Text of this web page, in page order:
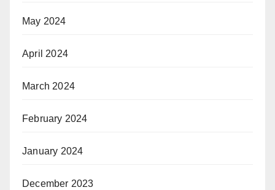
May 2024
April 2024
March 2024
February 2024
January 2024
December 2023